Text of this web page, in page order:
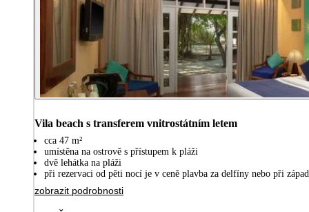
Vila beach s transferem vnitrostátním letem
cca 47 m²
umístěna na ostrově s přístupem k pláži
dvě lehátka na pláži
při rezervaci od pěti nocí je v ceně plavba za delfíny nebo při
zobrazit podrobnosti